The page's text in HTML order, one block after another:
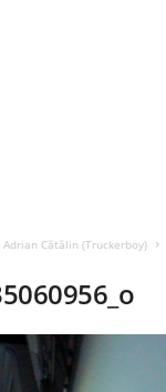
Cătălin (Truckerboy)